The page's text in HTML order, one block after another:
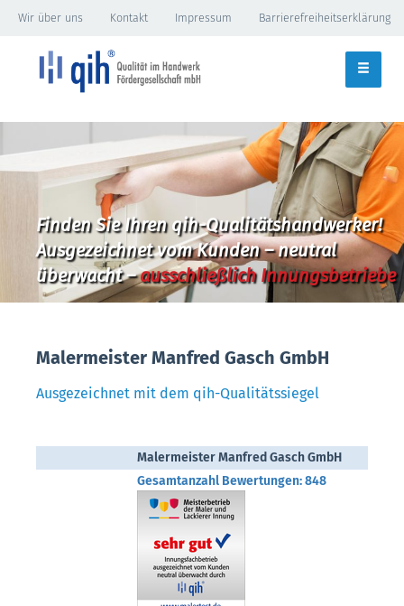
Wir über uns Kontakt Impressum Barrierefreiheitserklärung
Finden Sie Ihren qih-Qualitätshandwerker!
Ausgezeichnet vom Kunden – neutral
überwacht –ausschließlich Innungsbetriebe
Malermeister Manfred Gasch GmbH
Ausgezeichnet mit dem qih-Qualitätssiegel
Malermeister Manfred Gasch GmbH
Gesamtanzahl Bewertungen: 848